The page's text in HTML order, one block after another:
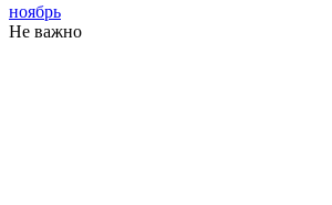
ноябрь
Не важно